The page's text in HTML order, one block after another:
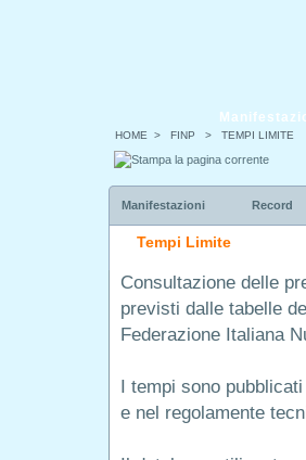
HOME > FINP > TEMPI LIMITE
Manifestazioni Record
Tempi Limite
Consultazione delle
previsti dalle tabelle
Federazione Italiana
I tempi sono
e nel regolamente